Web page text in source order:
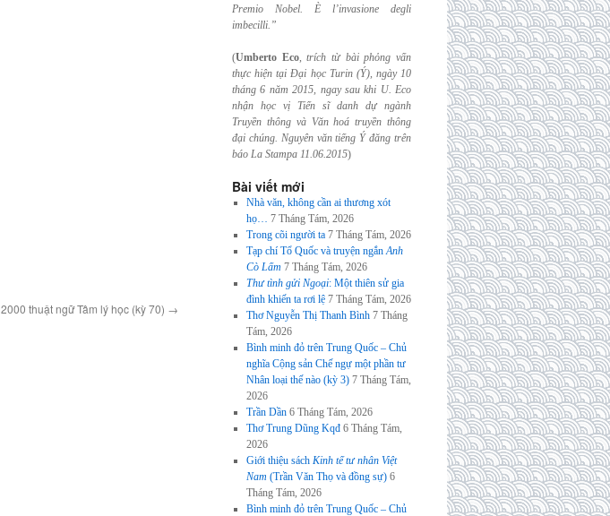
2000 thuật ngữ Tâm lý học (kỳ 70) →
Premio Nobel. È l’invasione degli
imbecilli.”
(Umberto Eco,trích từ bài phỏng vấn
thực hiện tại Đại học Turin (Ý), ngày 10
tháng 6 năm 2015, ngay sau khi U. Eco
nhận học vị Tiến sĩ danh dự ngành
Truyền thông và Văn hoá truyền thông
đại chúng. Nguyên văn tiếng Ý đăng trên
báo La Stampa 11.06.2015)
Bài viết mới
Nhà văn, không cần ai thương xót
họ… 7 Tháng Tám, 2026
Trong cõi người ta 7 Tháng Tám, 2026
Tạp chí Tổ Quốc và truyện ngắnAnh
Cò Lấm 7 Tháng Tám, 2026
Thư tình gửi Ngoại: Một thiên sử gia
đình khiến ta rơi lệ 7 Tháng Tám, 2026
Thơ Nguyễn Thị Thanh Bình 7 Tháng
Tám, 2026
Bình minh đỏ trên Trung Quốc – Chủ
nghĩa Cộng sản Chế ngự một phần tư
Nhân loại thế nào (kỳ 3) 7 Tháng Tám,
2026
Trần Dần 6 Tháng Tám, 2026
Thơ Trung Dũng Kqđ 6 Tháng Tám,
2026
Giới thiệu sách Kinh tế tư nhân Việt
Nam (Trần Văn Thọ và đồng sự) 6
Tháng Tám, 2026
Bình minh đỏ trên Trung Quốc – Chủ